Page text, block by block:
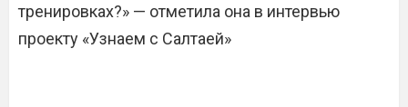
тренировках?» — отметила она в интервью
проекту «Узнаем с Салтаей»